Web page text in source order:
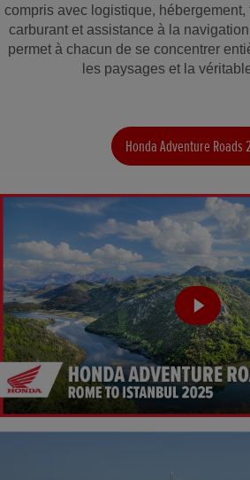
compris avec logistique, hébergement,
carburant et assistance à la
permet à chacun de se concentrer
les paysages et la
Honda Adventure Roads